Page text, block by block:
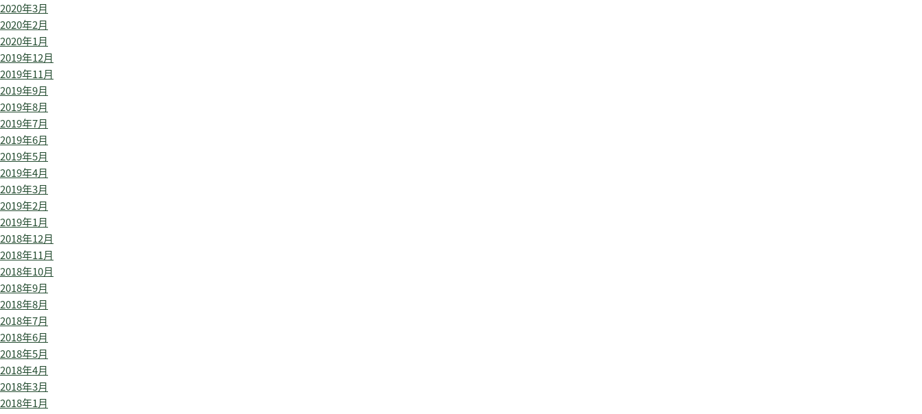
2020年3月
2020年2月
2020年1月
2019年12月
2019年11月
2019年9月
2019年8月
2019年7月
2019年6月
2019年5月
2019年4月
2019年3月
2019年2月
2019年1月
2018年12月
2018年11月
2018年10月
2018年9月
2018年8月
2018年7月
2018年6月
2018年5月
2018年4月
2018年3月
2018年1月